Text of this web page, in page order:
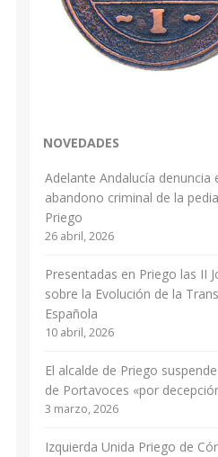
NOVEDADES
Adelante Andalucía denuncia
abandono criminal de la
Priego
26 abril, 2026
Presentadas en Priego las II
sobre la Evolución de la
Española
10 abril, 2026
El alcalde de Priego
de Portavoces «por
3 marzo, 2026
Izquierda Unida Priego de